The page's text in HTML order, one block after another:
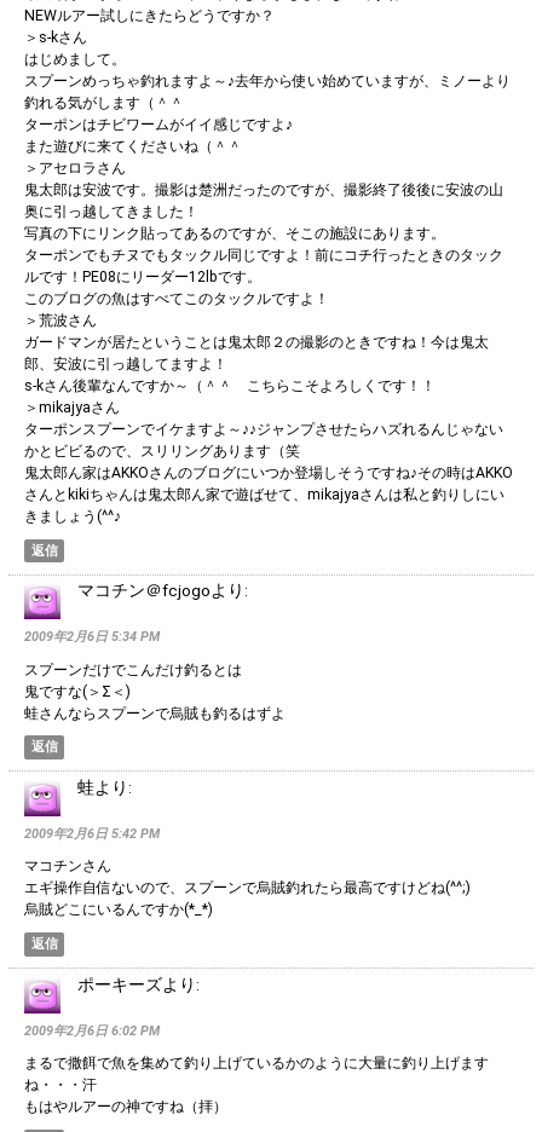
NEWルアー試しにきたらどうですか？
＞s-kさん
はじめまして。
スプーンめっちゃ釣れますよ～♪去年から使い始めていますが、ミノーより
釣れる気がします（＾＾
ターポンはチビワームがイイ感じですよ♪
また遊びに来てくださいね（＾＾
＞アセロラさん
鬼太郎は安波です。撮影は楚洲だったのですが、撮影終了後後に安波の山
奥に引っ越してきました！
写真の下にリンク貼ってあるのですが、そこの施設にあります。
ターポンでもチヌでもタックル同じですよ！前にコチ行ったときのタック
ルです！PE08にリーダー12lbです。
このブログの魚はすべてこのタックルですよ！
＞荒波さん
ガードマンが居たということは鬼太郎２の撮影のときですね！今は鬼太
郎、安波に引っ越してますよ！
s-kさん後輩なんですか～（＾＾ こちらこそよろしくです！！
＞mikajyaさん
ターポンスプーンでイケますよ～♪♪ジャンプさせたらハズれるんじゃない
かとビビるので、スリリングあります（笑
鬼太郎ん家はAKKOさんのブログにいつか登場しそうですね♪その時はAKKO
さんとkikiちゃんは鬼太郎ん家で遊ばせて、mikajyaさんは私と釣りしにい
きましょう(^^♪
返信
マコチン＠fcjogoより:
2009年2月6日 5:34 PM
スプーンだけでこんだけ釣るとは
鬼ですな(＞Σ＜)
蛙さんならスプーンで烏賊も釣るはずよ
返信
蛙より:
2009年2月6日 5:42 PM
マコチンさん
エギ操作自信ないので、スプーンで烏賊釣れたら最高ですけどね(^^;)
烏賊どこにいるんですか(*_*)
返信
ポーキーズより:
2009年2月6日 6:02 PM
まるで撒餌で魚を集めて釣り上げているかのように大量に釣り上げます
ね・・・汗
もはやルアーの神ですね（拝）